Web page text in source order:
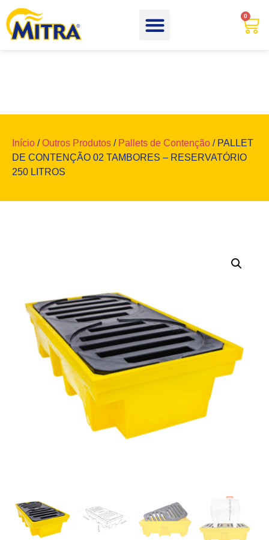
0
Início /Outros Produtos / Pallets de Contenção / PALLET
DE CONTENÇÃO 02 TAMBORES – RESERVATÓRIO
250 LITROS